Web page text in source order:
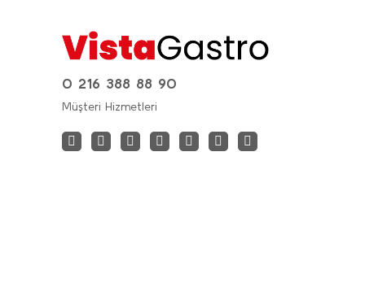
0 216 388 88 90
Müşteri Hizmetleri